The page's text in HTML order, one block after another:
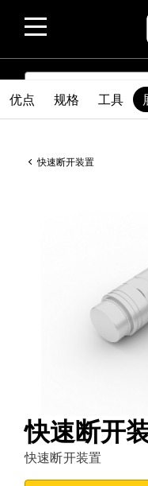
SEARCH
快速断开装置
快速断开
快速断开装置
优点 规格 工具